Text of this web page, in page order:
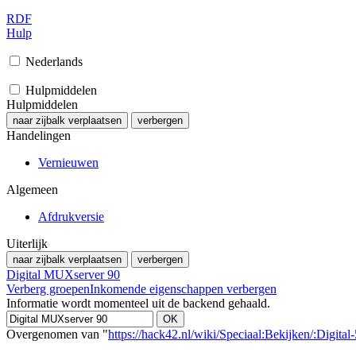
RDF
Hulp
Nederlands
Hulpmiddelen
Hulpmiddelen
naar zijbalk verplaatsen verbergen
Handelingen
Vernieuwen
Algemeen
Afdrukversie
Uiterlijk
naar zijbalk verplaatsen verbergen
Digital MUXserver 90
Verberg groepenInkomende eigenschappen verbergen
Informatie wordt momenteel uit de backend gehaald.
Overgenomen van "https://hack42.nl/wiki/Speciaal:Bekijken/